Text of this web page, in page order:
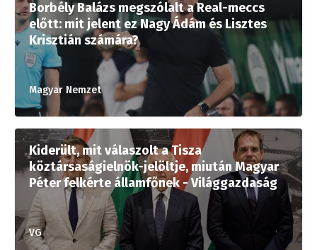
Borbély Balázs megszólalt a Real-meccs
előtt: mit jelent ez Nagy Ádám és Lisztes
Krisztián számára?
Magyar Nemzet
Kiderült, mit válaszolt a Tisza
köztársaságielnök-jelöltje, miután Magyar
Péter felkérte államfőnek - Világgazdaság
VG